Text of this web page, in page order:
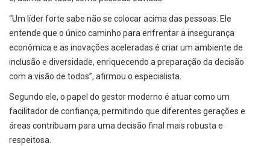
“Um líder forte sabe não se colocar acima das pessoas. Ele
entende que o único caminho para enfrentar a insegurança
econômica e as inovações aceleradas é criar um ambiente de
inclusão e diversidade, enriquecendo a preparação da decisão
com a visão de todos”, afirmou o especialista.
Segundo ele, o papel do gestor moderno é atuar como um
facilitador de confiança, permitindo que diferentes gerações e
áreas contribuam para uma decisão final mais robusta e
respeitosa.